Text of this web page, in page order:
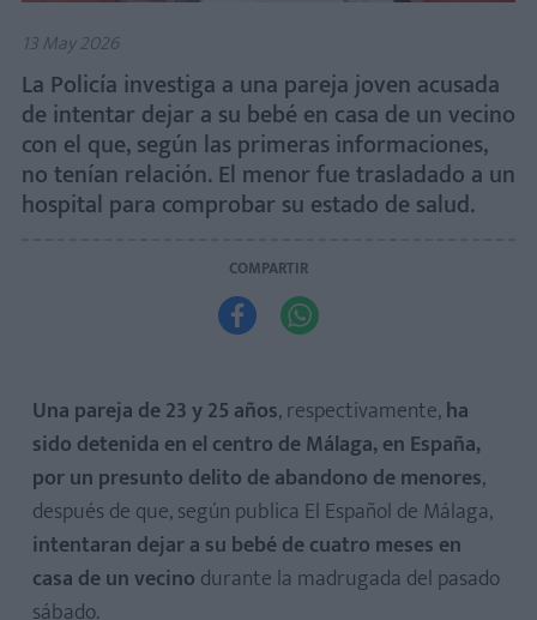
13 May 2026
La Policía investiga a una pareja joven acusada
de intentar dejar a su bebé en casa de un vecino
con el que, según las primeras informaciones,
no tenían relación. El menor fue trasladado a un
hospital para comprobar su estado de salud.
COMPARTIR
 
Una pareja de 23 y 25 años, respectivamente,ha
sido detenida en el centro de Málaga, en España,
por un presunto delito de abandono de menores,
después de que, según publica El Español de Málaga,
intentaran dejar a su bebé de cuatro meses en
casa de un vecino durante la madrugada del pasado
sábado.